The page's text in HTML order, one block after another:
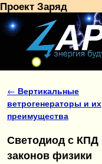
Проект Заряд
Навигация по
← Вертикальные
ветрогенераторы и их
преимущества
Светодиод с КПД
законов физики